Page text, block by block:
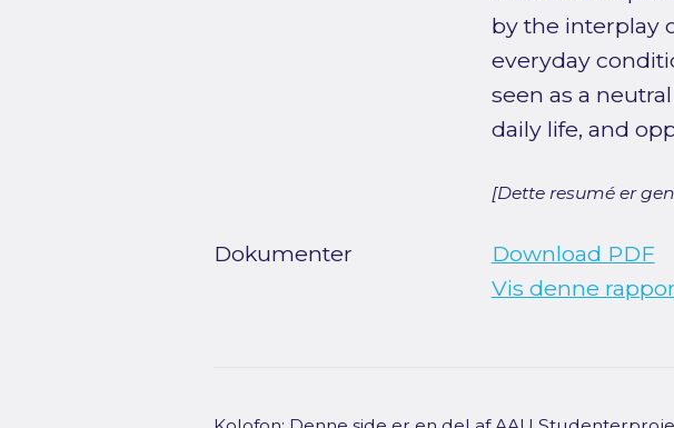
by the interplay
everyday
seen as a
daily life, and
[Dette resumé er
Dokumenter
Download PDF
Vis denne